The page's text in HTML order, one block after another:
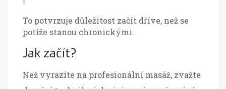
To potvrzuje důležitost začít dříve, než se
potíže stanou chronickými.
Jak začít?
Než vyrazíte na profesionální masáž, zvažte